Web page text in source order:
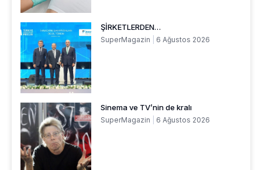
ŞİRKETLERDEN…
SuperMagazin 6 Ağustos 2026
Sinema ve TV’nin de kralı
SuperMagazin 6 Ağustos 2026